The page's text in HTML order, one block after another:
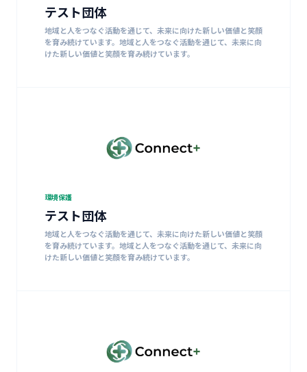
テスト団体
地域と人をつなぐ活動を通じて、未来に向けた新しい価値と笑顔
を育み続けています。地域と人をつなぐ活動を通じて、未来に向
けた新しい価値と笑顔を育み続けています。
環境保護
テスト団体
地域と人をつなぐ活動を通じて、未来に向けた新しい価値と笑顔
を育み続けています。地域と人をつなぐ活動を通じて、未来に向
けた新しい価値と笑顔を育み続けています。